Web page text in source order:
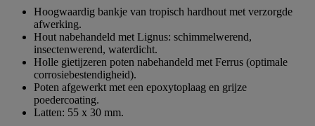
sterren.
Hoogwaardig bankje van tropisch hardhout met verzorgde
afwerking.
Hout nabehandeld met Lignus: schimmelwerend,
insectenwerend, waterdicht.
Holle gietijzeren poten nabehandeld met Ferrus (optimale
corrosiebestendigheid).
Poten afgewerkt met een epoxytoplaag en grijze
poedercoating.
Latten: 55 x 30 mm.